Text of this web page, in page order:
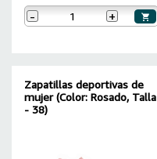
- +
Zapatillas deportivas de
mujer (Color: Rosado, Talla
- 38)